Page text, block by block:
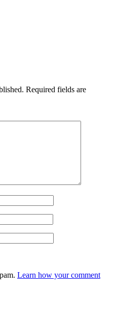
Required fields are
Learn how your comment